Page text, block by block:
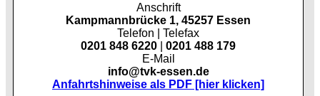
Anschrift
Kampmannbrücke 1, 45257 Essen
Telefon | Telefax
0201 848 6220
0201 488 179
E-Mail
info@tvk-essen.de
Anfahrtshinweise als PDF [hier klicken]